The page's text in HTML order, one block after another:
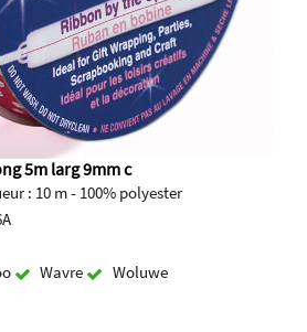
5m larg 9mm c
: 10 m - 100% polyester
Wavre Woluwe